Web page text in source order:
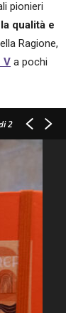
pionieri
qualità e
Ragione,
V a pochi
2